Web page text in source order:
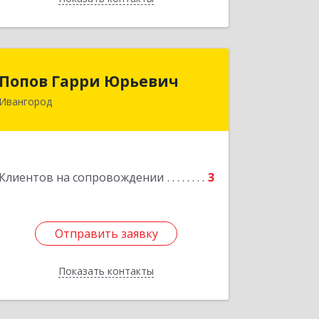
Попов Гарри Юрьевич
Ивангород
Клиентов на сопровождении 3
Отправить заявку
Показать контакты
Отправить заявку
Назад